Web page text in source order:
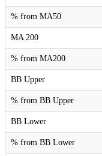
% from MA50
MA 200
% from MA200
BB Upper
% from BB Upper
BB Lower
% from BB Lower